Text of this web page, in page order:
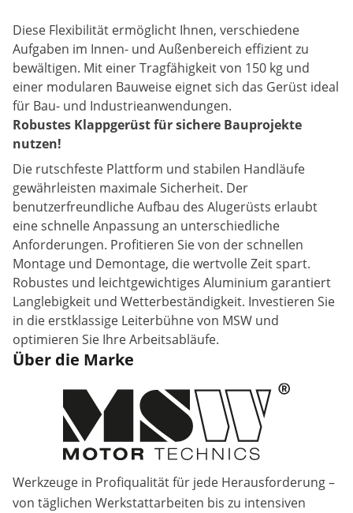
Diese Flexibilität ermöglicht Ihnen, verschiedene
Aufgaben im Innen- und Außenbereich effizient zu
bewältigen. Mit einer Tragfähigkeit von 150 kg und
einer modularen Bauweise eignet sich das Gerüst ideal
für Bau- und Industrieanwendungen.
Robustes Klappgerüst für sichere Bauprojekte
nutzen!
Die rutschfeste Plattform und stabilen Handläufe
gewährleisten maximale Sicherheit. Der
benutzerfreundliche Aufbau des Alugerüsts erlaubt
eine schnelle Anpassung an unterschiedliche
Anforderungen. Profitieren Sie von der schnellen
Montage und Demontage, die wertvolle Zeit spart.
Robustes und leichtgewichtiges Aluminium garantiert
Langlebigkeit und Wetterbeständigkeit. Investieren Sie
in die erstklassige Leiterbühne von MSW und
optimieren Sie Ihre Arbeitsabläufe.
Über die Marke
Werkzeuge in Profiqualität für jede Herausforderung –
von täglichen Werkstattarbeiten bis zu intensiven